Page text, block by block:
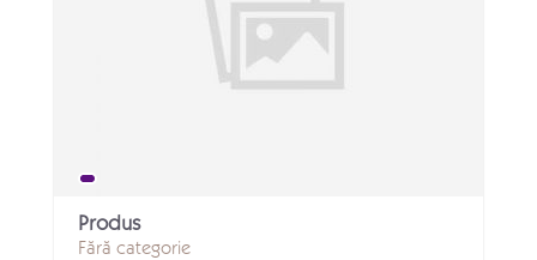
Produs
Fără categorie